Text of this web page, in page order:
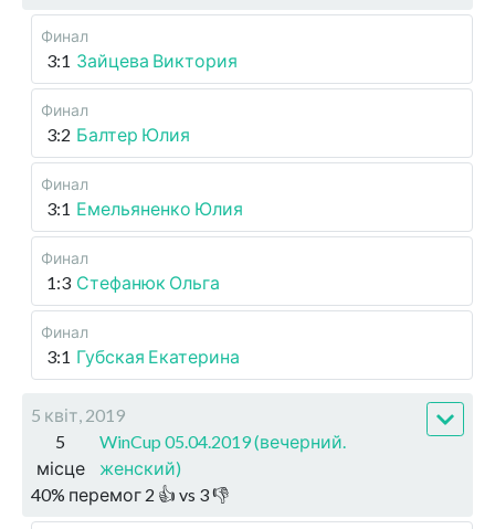
Финал
3:1 Зайцева Виктория
Финал
3:2 Балтер Юлия
Финал
3:1 Емельяненко Юлия
Финал
1:3 Стефанюк Ольга
Финал
3:1 Губская Екатерина
5 квіт, 2019
5
місце
WinCup 05.04.2019 (вечерний.
женский)
40% перемог 2 👍 vs 3👎